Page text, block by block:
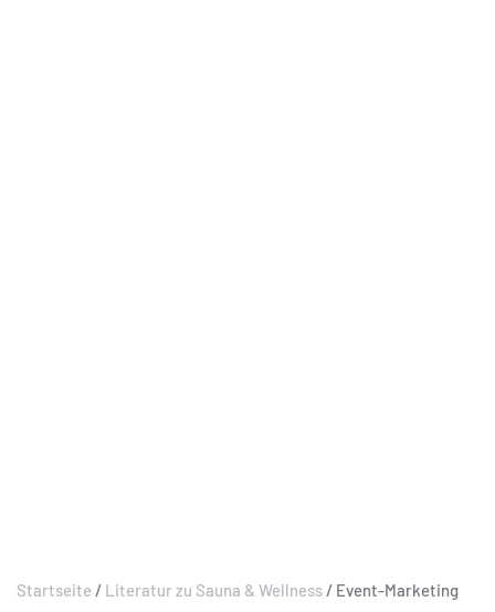
Startseite / Literatur zu Sauna & Wellness / Event-Marketing